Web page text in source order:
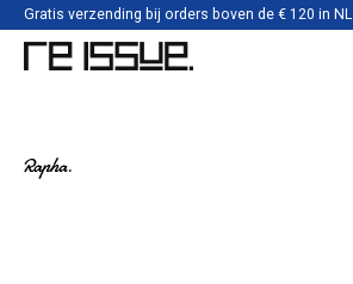
Gratis verzending bij orders boven de € 120 in NL
Rapha